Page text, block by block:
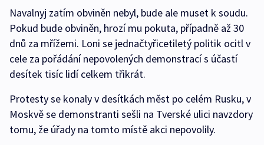
Navalnyj zatím obviněn nebyl, bude ale muset k soudu.
Pokud bude obviněn, hrozí mu pokuta, případně až 30
dnů za mřížemi. Loni se jednačtyřicetiletý politik ocitl v
cele za pořádání nepovolených demonstrací s účastí
desítek tisíc lidí celkem třikrát.
Protesty se konaly v desítkách měst po celém Rusku, v
Moskvě se demonstranti sešli na Tverské ulici navzdory
tomu, že úřady na tomto místě akci nepovolily.